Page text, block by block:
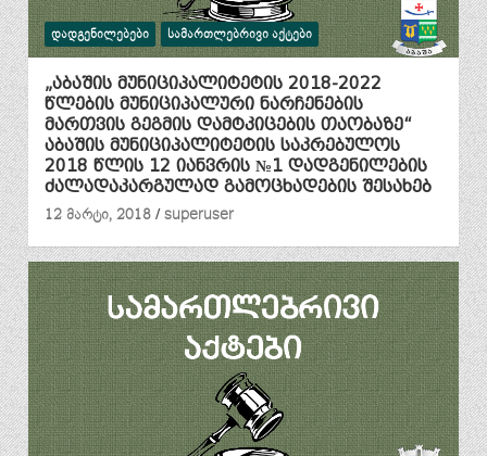
ᲓᲐᲓᲒᲔᲜᲘᲚᲔᲑᲔᲑᲘ ᲡᲐᲛᲐᲠᲗᲚᲔᲑᲠᲘᲕᲘ ᲐᲥᲢᲔᲑᲘ
„აბაშის მუნიციპალიტეტის 2018-2022
წლების მუნიციპალური ნარჩენების
მართვის გეგმის დამტკიცების თაობაზე“
აბაშის მუნიციპალიტეტის საკრებულოს
2018 წლის 12 იანვრის №1 დადგენილების
ძალადაკარგულად გამოცხადების შესახებ
12 მარტი, 2018
superuser